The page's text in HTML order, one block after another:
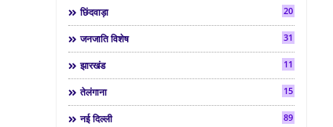
छिंदवाड़ा 20
जनजाति विशेष 31
झारखंड 11
तेलंगाना 15
नई दिल्ली 89